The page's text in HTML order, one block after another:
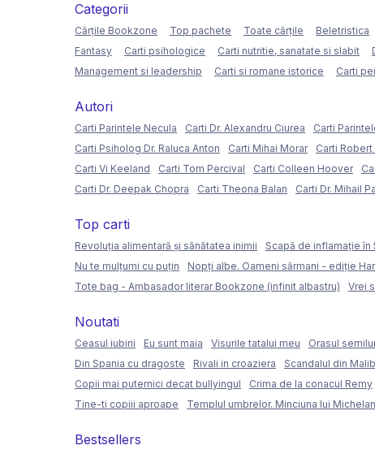
Categorii
Cărțile Bookzone Top pachete Toate cărțile Beletristica
Fantasy
Carti psihologice Carti nutritie, sanatate si slabit
Management si leadership
Carti si romane istorice Carti
Autori
Carti Parintele Necula Carti Dr. Alexandru Ciurea Carti
Carti Psiholog Dr. Raluca Anton
Carti Mihai Morar Carti
Carti Vi Keeland
Carti Tom Percival Carti Colleen Hoover
Carti Dr. Deepak Chopra
Carti Theona Balan Carti Dr. Mihail
Top carti
Revoluția alimentară și sănătatea inimii Scapă de inflamație în
Nu te mulțumi cu puțin
Nopți albe. Oameni sărmani - ediție
Tote bag - Ambasador literar Bookzone (infinit albastru)
Vrei
Noutati
Ceasul iubirii Eu sunt maia Visurile tatalui meu Orasul
Din Spania cu dragoste
Rivali in croaziera Scandalul din
Copii mai puternici decat bullyingul
Crima de la conacul Remy
Tine-ti copiii aproape
Templul umbrelor. Minciuna lui
Bestsellers